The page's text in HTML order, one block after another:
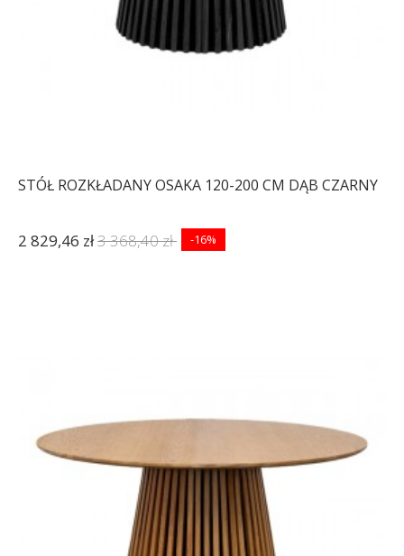
STÓŁ ROZKŁADANY OSAKA 120-200 CM DĄB CZARNY
2 829,46 zł3 368,40 zł -16%